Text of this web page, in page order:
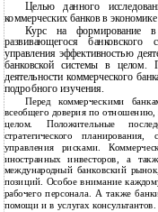
Целью данного
коммерческих банков в
Курс на формирование
развивающегося банковского
управления эффективностью
банковской системы в целом.
деятельности коммерческого
подробного изучения.
Перед коммерческими
всеобщего доверия по отношению,
целом. Положительные
стратегического
управления рисками.
иностранных инвесторов, а
международный банковский
позиций. Особое внимание
рабочего персонала. А также
помощи и в услугах консультантов.